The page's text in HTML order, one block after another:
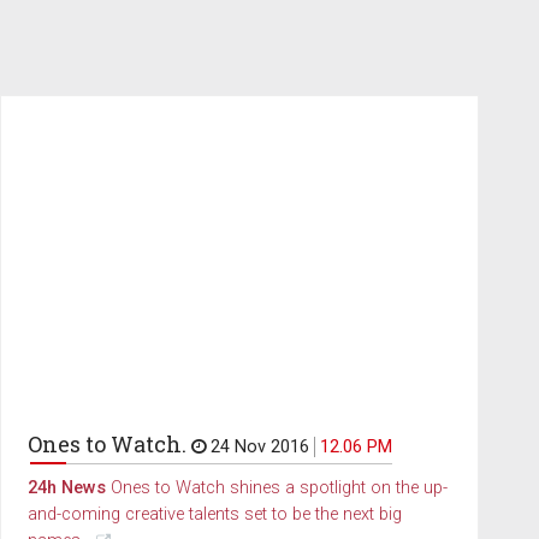
Ones to Watch. 24 Nov 2016
12.06 PM
24h NewsOnes to Watch shines a spotlight on the up-
and-coming creative talents set to be the next big